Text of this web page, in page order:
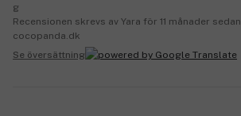
g
Recensionen skrevs av Yara för 11 månader sedan |
cocopanda.dk
Se översättning